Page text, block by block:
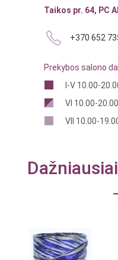
Taikos pr. 64, PC
+370 652
Prekybos salono
I-V 10.00-
VI 10.00-20.00
VII 10.00-